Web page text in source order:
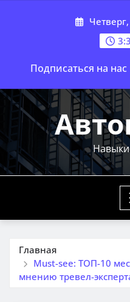
Подписаться на нас
Главная
Must-see: ТОП-10
мнению тревел-